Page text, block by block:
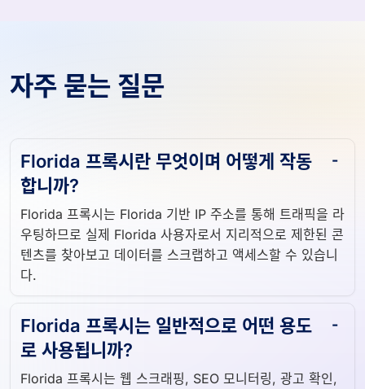
자주 묻는 질문
Florida 프록시란 무엇이며 어떻게 작동
합니까?
Florida 프록시는 Florida 기반 IP 주소를 통해 트래픽을 라
우팅하므로 실제 Florida 사용자로서 지리적으로 제한된 콘
텐츠를 찾아보고 데이터를 스크랩하고 액세스할 수 있습니
다.
Florida 프록시는 일반적으로 어떤 용도
로 사용됩니까?
Florida 프록시는 웹 스크래핑, SEO 모니터링, 광고 확인,